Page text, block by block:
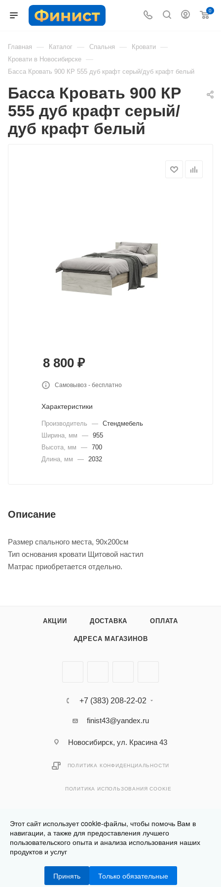
0
Главная — Каталог — Спальня — Кровати —
Кровати в Новосибирске —
Басса Кровать 900 КР 555 дуб крафт серый/дуб крафт белый
Басса Кровать 900 КР
555 дуб крафт серый/
дуб крафт белый
8 800 ₽
Самовывоз - бесплатно
Характеристики
Производитель — Стендмебель
Ширина, мм
— 955
Высота, мм
— 700
Длина, мм
— 2032
Описание
Размер спального места, 90х200см
Тип основания кровати Щитовой настил
Матрас приобретается отдельно.
АКЦИИ ДОСТАВКА ОПЛАТА
АДРЕСА МАГАЗИНОВ
+7 (383) 208-22-02
finist43@yandex.ru
Новосибирск, ул. Красина 43
ПОЛИТИКА КОНФИДЕНЦИАЛЬНОСТИ
ПОЛИТИКА ИСПОЛЬЗОВАНИЯ COOKIE
Разработано вКлюква.Студия
2026 © Финист - интернет-магазин мебели
Этот сайт использует cookie-файлы, чтобы помочь Вам в
навигации, а также для предоставления лучшего
пользовательского опыта и анализа использования наших
продуктов и услуг
Принять Только обязательные